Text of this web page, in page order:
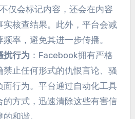
仅会标记内容 ， 还会在内容
实核查结果。 此外， 平台会减
频率， 避免其进一步传播。
扰行为 ： Facebook拥有严格
禁止任何形式的仇恨言论、 骚
面行为。 平台通过自动化工具
的方式， 迅速清除这些有害信
的和谐。